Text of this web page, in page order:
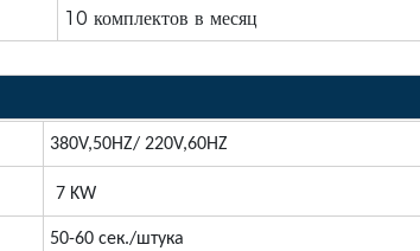
10 комплектов в месяц
380V,50HZ/ 220V,60HZ
7 KW
50-60 сек./штука